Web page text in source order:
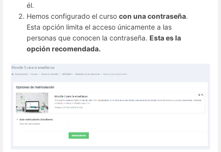
él.
Hemos configurado el curso con una contraseña.
Esta opción limita el acceso únicamente a las
personas que conocen la contraseña. Esta es la
opción recomendada.